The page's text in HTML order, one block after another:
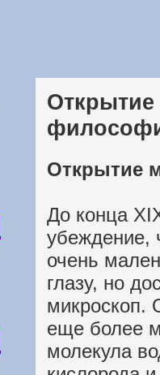
Открытие
До конца
убеждение,
очень
глазу, но
микроскоп.
еще более
молекула